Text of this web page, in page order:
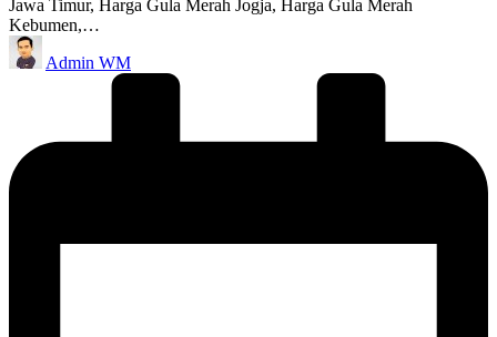
Jawa Timur, Harga Gula Merah Jogja, Harga Gula Merah
Kebumen,…
Posted
by
Admin WM